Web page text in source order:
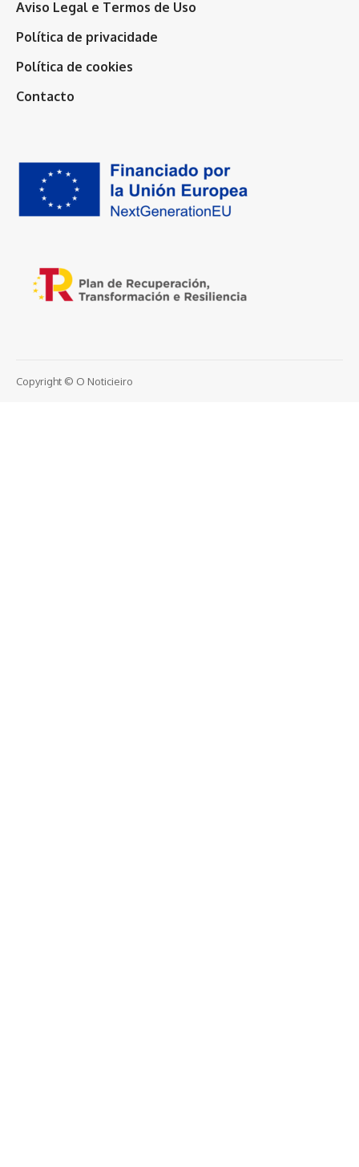
Aviso Legal e Termos de Uso
Política de privacidade
Política de cookies
Contacto
Copyright © O Noticieiro